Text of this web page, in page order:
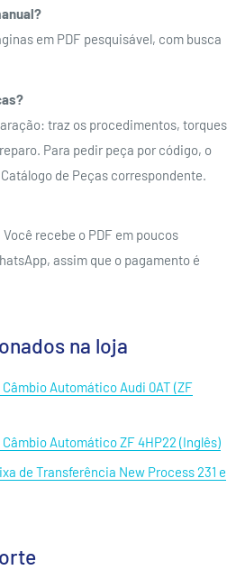
em PDF pesquisável, com busca
traz os procedimentos, torques
Para pedir peça por código, o
de Peças correspondente.
recebe o PDF em poucos
assim que o pagamento é
na loja
Automático Audi 0AT (ZF
Automático ZF 4HP22 (Inglês)
de Transferência New Process 231 e